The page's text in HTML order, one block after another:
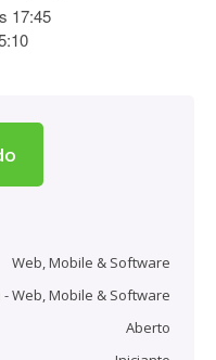
17:45
Web, Mobile & Software
- Web, Mobile & Software
Aberto